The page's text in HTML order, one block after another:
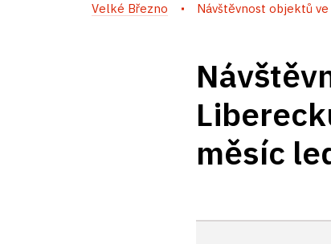
Velké Březno Návštěvnost objektů ve
měsíc